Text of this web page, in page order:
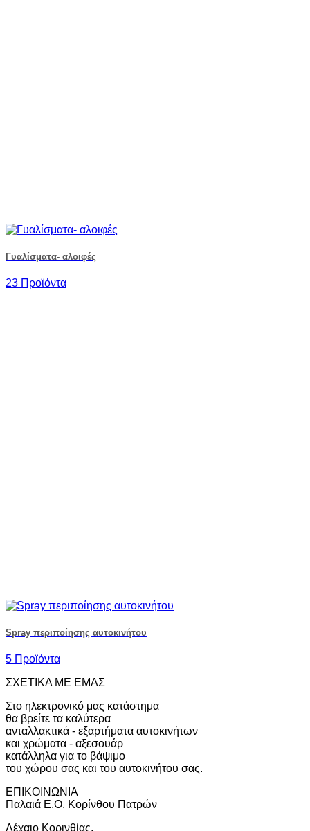
Γυαλίσματα- αλοιφές
23 Προϊόντα
Spray περιποίησης αυτοκινήτου
5 Προϊόντα
ΣΧΕΤΙΚΑ ΜΕ ΕΜΑΣ
Στο ηλεκτρονικό μας κατάστημα
θα βρείτε τα καλύτερα
ανταλλακτικά - εξαρτήματα αυτοκινήτων
και χρώματα - αξεσουάρ
κατάλληλα για το βάψιμο
του χώρου σας και του αυτοκινήτου σας.
ΕΠΙΚΟΙΝΩΝΙΑ
Παλαιά Ε.Ο. Κορίνθου Πατρών
Λέχαιο Κορινθίας,